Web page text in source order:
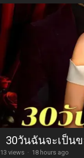
30วันฉันจะเป็น
13 views · 18 hours ago